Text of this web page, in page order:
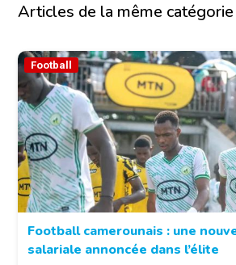
Articles de la même catégorie
Football
Football camerounais : une
salariale annoncée dans l’élite